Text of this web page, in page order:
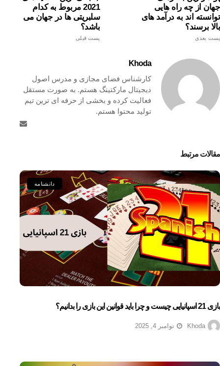
2021 مربوط به کدام
سلبریتی ها در جهان می
باشد؟
پست قبلی
جهان از چه راه هایی
توانسته اند به درآمد های
بالا برسند؟
پست بعدی
Khoda
کارشناس فضای مجازی و مدرس اصول
دیجیتال مارکتینگ هستم. به صورت مستقل
فعالیت کرده و بخشی از حرفه ای ترین تیم
تولید محتوا هستم.
مقالات مرتبط
دانشنامه
بازی 21 اسپانیایی چیست و چرا باید قوانین این بازی را بدانیم؟
Khoda نوامبر 4, 2025